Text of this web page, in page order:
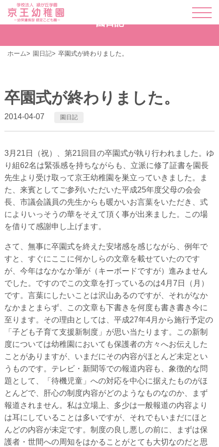
園日記
ホーム 園日記 卒園式が終わりました。
卒園式が終わりました。
2014-04-07 園日記
3月21日（祝）、第21回目の卒園式が執り行われました。ゆ
り組62名は緊張感を持ちながらも、立派に修了証書を園長
先生より受け取って京王幼稚園を巣立っていきました。ま
た、来賓としてご参列いただいた平成25年度父母の会会
長、市議会議員の先生からも暖かいお言葉をいただき、式
によりいっそうの華をそえて頂く事が出来ました。この場
を借りて感謝申し上げます。
さて、無事に卒園式を終えた安堵感を感じながら、例年で
すと、すぐにここに何かしらの文章を載せていたのです
が、今年はなかなか筆が（キーボードですが）進みません
でした。ですのでこの文章を打っているのは4月7日（月）
です。言葉にしたいことは沢山あるのですが、それがなか
なかまとまらず、この文章も下書きを何度も書き書き今に
至ります。その理由としては、平成27年4月から施行予定の
「子ども子育て支援新制度」が思い当たります。この新制
度については幼稚園においても保護者の方々へお伝えした
ことがありますが、いまだにその内容がほとんど未定とい
うものです。テレビ・新聞等での報道内容も、象徴的な問
題として、「待機児童」への対応を中心に据えたものがほ
とんどで、肝心の制度内容がどのようなものなのか、まず
報道されません。私は立場上、多少は一般報道の内容より
は耳にしていることは多いですが、それでもいまだにほと
んどの内容が未定です。制度の良し悪しの前に、まずは保
護者・世間への周知をはかることがとても大切なのだと思